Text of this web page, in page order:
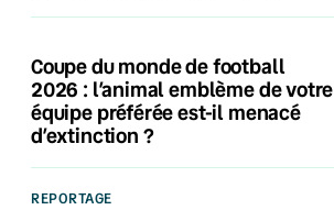
Coupe du monde de football
2026 : l’animal emblème de votre
équipe préférée est-il menacé
d’extinction ?
REPORTAGE